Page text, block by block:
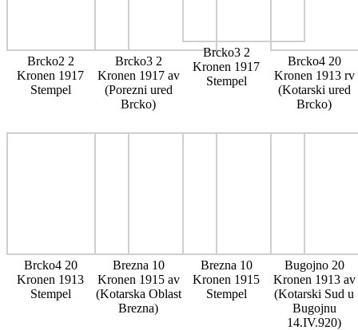
Brcko2 2
Kronen 1917
Stempel
Brcko3 2
Kronen 1917 av
(Porezni ured
Brcko)
Brcko3 2
Kronen 1917
Stempel
Brcko4 20
Kronen 1913 rv
(Kotarski ured
Brcko)
Brcko4 20
Kronen 1913
Stempel
Brezna 10
Kronen 1915 av
(Kotarska Oblast
Brezna)
Brezna 10
Kronen 1915
Stempel
Bugojno 20
Kronen 1913 av
(Kotarski Sud u
Bugojnu
14.IV.920)